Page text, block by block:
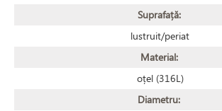
Suprafață:
lustruit/periat
Material:
oțel (316L)
Diametru: